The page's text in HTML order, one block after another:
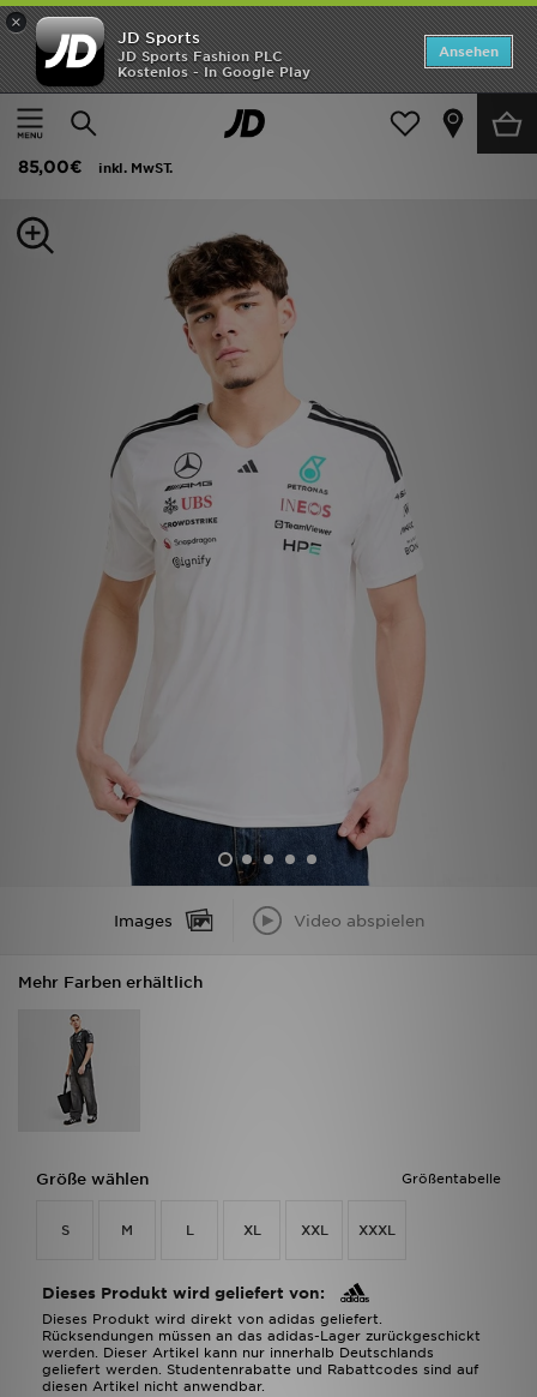
×
JD Sports
JD Sports Fashion PLC
Kostenlos - In Google Play
Ansehen
Home
Herren Herrenbekleidung T-Shirts und Tanktops
adidas Mercedes Amg Petronas F1 Driver Shirt
85,00€
inkl. MwST.
Images Video abspielen
Mehr Farben erhältlich
Größentabelle
Größe wählen
S M L XL XXL XXXL
Dieses Produkt wird geliefert von:
Dieses Produkt wird direkt von adidas geliefert.
Rücksendungen müssen an das adidas-Lager zurückgeschickt
werden. Dieser Artikel kann nur innerhalb Deutschlands
geliefert werden. Studentenrabatte und Rabattcodes sind auf
diesen Artikel nicht anwendbar.
ANGEBOTE
Neuheiten
Kinder
Filialfinder
Hilfe & Kontakt
Geschenkgutschein
Studenten